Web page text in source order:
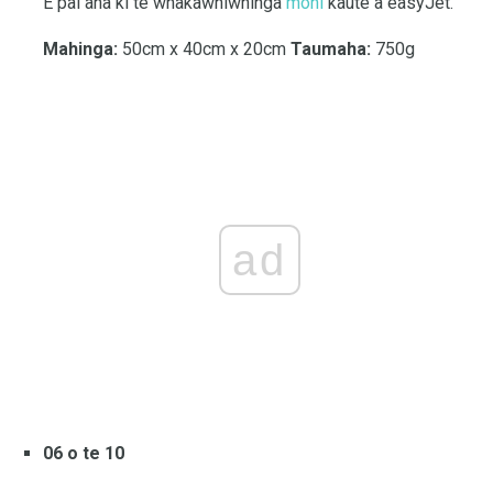
Mahinga: 50cm x 40cm x 20cm Taumaha: 750g
ad
06 o te 10